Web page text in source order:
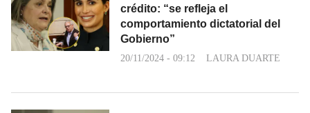
crédito: “se refleja el
comportamiento dictatorial del
Gobierno”
20/11/2024 - 09:12 LAURA DUARTE